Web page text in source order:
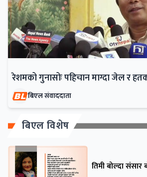
रेशमको गुनासोः पहिचान माग्दा जेल र
बिएल संवाददाता
बिएल विशेष
तिमी बोल्दा संसार